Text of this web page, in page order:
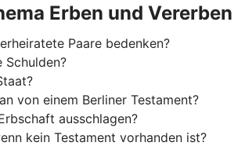
Erben und Vererben
Paare bedenken?
Schulden?
von einem Berliner Testament?
ausschlagen?
kein Testament vorhanden ist?